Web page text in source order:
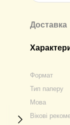
Доставка
Формат
Тип паперу
Мова
Вікові